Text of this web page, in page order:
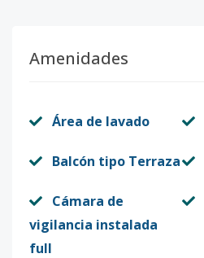
Amenidades
Área de lavado
Balcón tipo Terraza
Cámara de
vigilancia instalada
full